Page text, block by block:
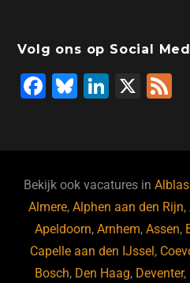
Volg ons op Social
F
b
o
o
k
Bl
ky
Li
dI
n
X
Bekijk ook vacatures in
Almere,Alphen aan den Rijn,
Apeldoorn,Arnhem,Assen,
Capelle aan den IJssel ,
Bosch, Den Haag, Deventer,